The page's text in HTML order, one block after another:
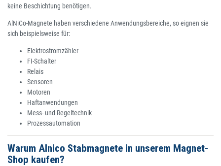
keine Beschichtung benötigen.
AlNiCo-Magnete haben verschiedene Anwendungsbereiche, so eignen sie
sich beispielsweise für:
Elektrostromzähler
FI-Schalter
Relais
Sensoren
Motoren
Haftanwendungen
Mess- und Regeltechnik
Prozessautomation
Warum Alnico Stabmagnete in unserem Magnet-
Shop kaufen?